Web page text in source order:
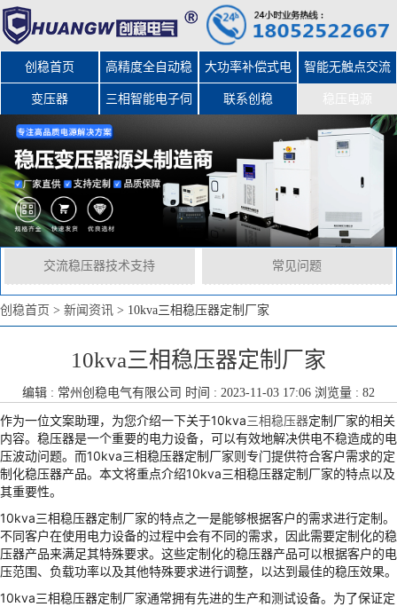
创稳首页 高精度全自动稳
压器
大功率补偿式电
力稳压器
智能无触点交流
变压器 三相智能电子伺 联系创稳
交流稳压器技术支持 常见问题
创稳首页 > 新闻资讯 > 10kva三相稳压器定制厂家
10kva三相稳压器定制厂家
编辑 : 常州创稳电气有限公司 时间 : 2023-11-03 17:06 浏览量 : 82
作为一位文案助理，为您介绍一下关于10kva三相稳压器定制厂家的相关
内容。稳压器是一个重要的电力设备，可以有效地解决供电不稳造成的电
压波动问题。而10kva三相稳压器定制厂家则专门提供符合客户需求的定
制化稳压器产品。本文将重点介绍10kva三相稳压器定制厂家的特点以及
其重要性。
10kva三相稳压器定制厂家的特点之一是能够根据客户的需求进行定制。
不同客户在使用电力设备的过程中会有不同的需求，因此需要定制化的稳
压器产品来满足其特殊要求。这些定制化的稳压器产品可以根据客户的电
压范围、负载功率以及其他特殊要求进行调整，以达到最佳的稳压效果。
10kva三相稳压器定制厂家通常拥有先进的生产和测试设备。为了保证定